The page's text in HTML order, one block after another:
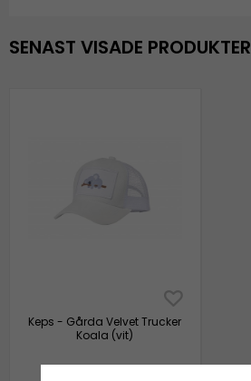
SENAST VISADE PRODUKTER
Keps - Gårda Velvet Trucker
Koala (vit)